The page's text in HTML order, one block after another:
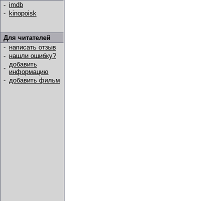
- imdb
- kinopoisk
Для читателей
- написать отзыв
- нашли ошибку?
- добавить
информацию
- добавить фильм